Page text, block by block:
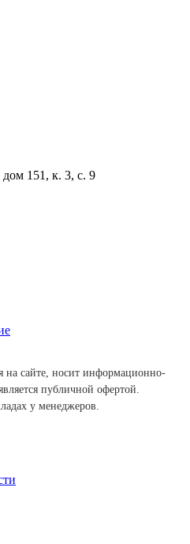
151, к. 3, с. 9
на сайте, носит информационно-
публичной офертой.
у менеджеров.